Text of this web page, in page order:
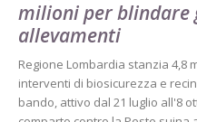
milioni per blindare
allevamenti
Regione Lombardia stanzia 4,8
interventi di biosicurezza e
bando, attivo dal 21 luglio all'8